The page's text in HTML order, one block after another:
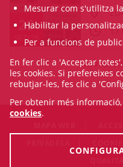
29
SET/26
17
VEURE
Mesurar com s'utilitza
Habilitar la
Per a funcions de
En fer clic a 'Acceptar
les cookies. Si prefereixes
rebutjar-les, fes clic a
Per obtenir més
cookies.